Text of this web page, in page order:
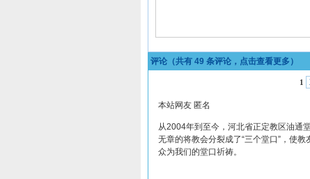
评论（共有 49 条评论，点击查看更多）
1
本站网友 匿名
从2004年到至今，河北省正定教区油通
无章的将教会分裂成了“三个堂口”，使
众为我们的堂口祈祷。